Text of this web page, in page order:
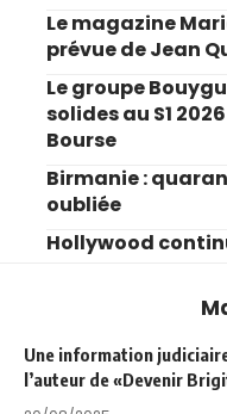
Le magazine
prévue de Jean
Le groupe
solides au S1
Bourse
Birmanie :
oubliée
Hollywood
Une information
l’auteur de «Devenir